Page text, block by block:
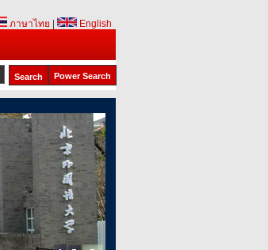
ภาษาไทย
English
Power Search